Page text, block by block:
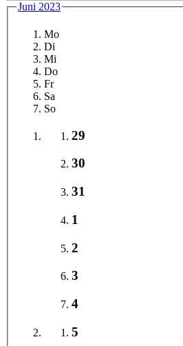
Juni 2023
Mo
Di
Mi
Do
Fr
Sa
So
29
30
31
1
2
3
4
5